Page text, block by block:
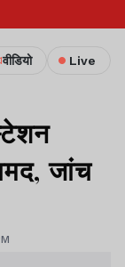
वीडियो Live
जांच